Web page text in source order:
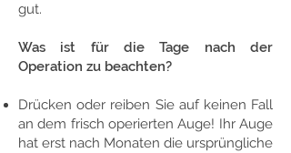
gut.
Was ist für die Tage nach der
Operation zu beachten?
Drücken oder reiben Sie auf keinen Fall
an dem frisch operierten Auge! Ihr Auge
hat erst nach Monaten die ursprüngliche